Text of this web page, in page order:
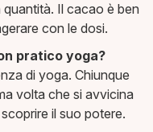
Il cacao è ben
con le dosi.
pratico yoga?
di yoga. Chiunque
volta che si avvicina
il suo potere.